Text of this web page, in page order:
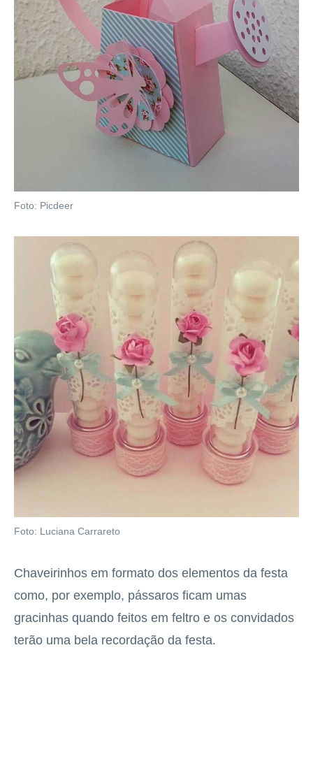
Foto: Picdeer
Foto: Luciana Carrareto
Chaveirinhos em formato dos elementos da festa
como, por exemplo, pássaros ficam umas
gracinhas quando feitos em feltro e os convidados
terão uma bela recordação da festa.